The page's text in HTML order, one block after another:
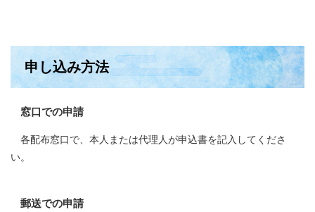
申し込み方法
窓口での申請
各配布窓口で、本人または代理人が申込書を記入してくださ
い。
郵送での申請